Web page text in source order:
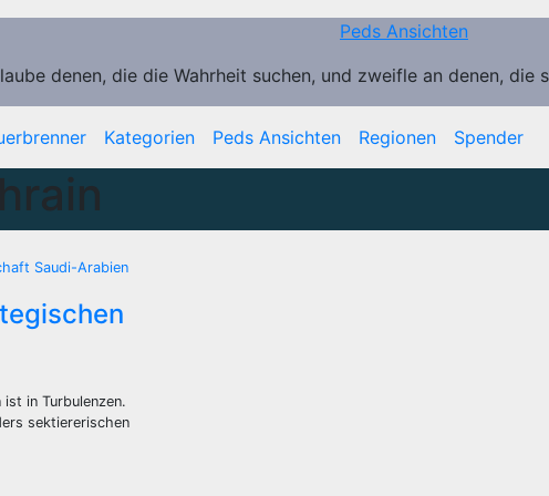
Peds Ansichten
denen, die die Wahrheit suchen, und zweifle an denen, die
Kategorien Peds Ansichten Regionen Spender
Saudi-Arabien
in Turbulenzen.
sektiererischen